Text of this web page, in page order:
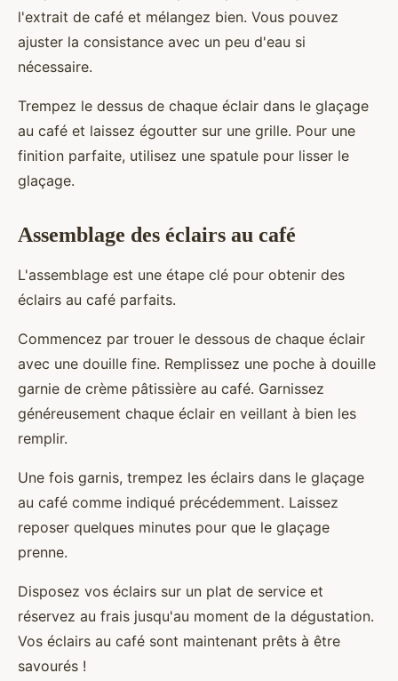
l'extrait de café et mélangez bien. Vous pouvez
ajuster la consistance avec un peu d'eau si
nécessaire.
Trempez le dessus de chaque éclair dans le glaçage
au café et laissez égoutter sur une grille. Pour une
finition parfaite, utilisez une spatule pour lisser le
glaçage.
Assemblage des éclairs au café
L'assemblage est une étape clé pour obtenir des
éclairs au café parfaits.
Commencez par trouer le dessous de chaque éclair
avec une douille fine. Remplissez une poche à douille
garnie de crème pâtissière au café. Garnissez
généreusement chaque éclair en veillant à bien les
remplir.
Une fois garnis, trempez les éclairs dans le glaçage
au café comme indiqué précédemment. Laissez
reposer quelques minutes pour que le glaçage
prenne.
Disposez vos éclairs sur un plat de service et
réservez au frais jusqu'au moment de la dégustation.
Vos éclairs au café sont maintenant prêts à être
savourés !